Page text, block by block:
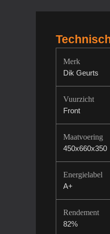
Merk
Dik Geurts
Vuurzicht
Front
Maatvoering
450x660x350
Energielabel
A+
Rendement
82%